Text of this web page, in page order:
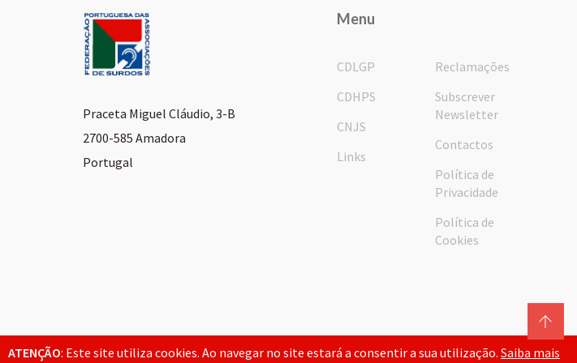
ATENÇÃO: Este site utiliza cookies. Ao navegar no site estará a consentir a sua utilização. Saiba mais
Praceta Miguel Cláudio, 3-B
2700-585 Amadora
Portugal
Menu
CDLGP
CDHPS
CNJS
Links
Reclamações
Subscrever
Newsletter
Contactos
Política de
Privacidade
Política de
Cookies
© 2026 FPAS. Todos os direitos reservados.